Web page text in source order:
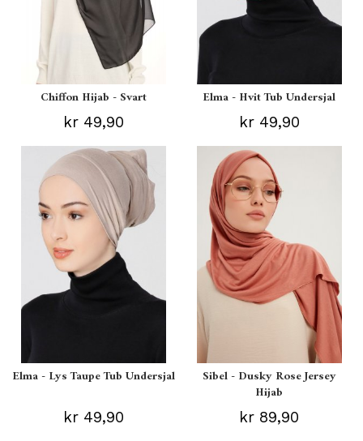
Chiffon Hijab - Svart
kr 49,90
Elma - Hvit Tub Undersjal
kr 49,90
Elma - Lys Taupe Tub Undersjal
kr 49,90
Sibel - Dusky Rose Jersey
Hijab
kr 89,90